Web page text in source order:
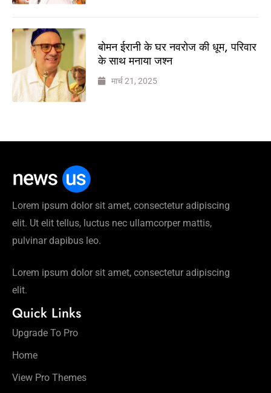
बोमन ईरानी के घर नवरोज की धूम, परिवार
के साथ मनाया जश्न
मार्च 21, 2025
Lorem ipsum dolor sit amet, consectetur adipiscing
elit. Ut elit tellus, luctus nec ullamcorper mattis,
pulvinar dapibus leo.
Lorem ipsum dolor sit amet, consectetur adipiscing
elit.
Quick Links
Upgrade To Pro
Home
View Pro Themes